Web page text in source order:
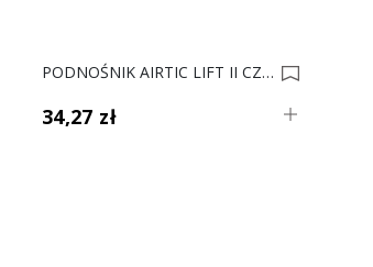
PODNOŚNIK AIRTIC LIFT II CZARNY 0019477
34,27 zł